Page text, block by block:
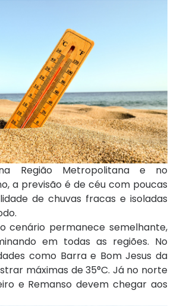
Região Metropolitana e no
a previsão é de céu com poucas
de chuvas fracas e isoladas
cenário permanece semelhante,
em todas as regiões. No
como Barrae Bom Jesus da
máximas de 35°C. Já no norte
e Remanso devem chegar aos